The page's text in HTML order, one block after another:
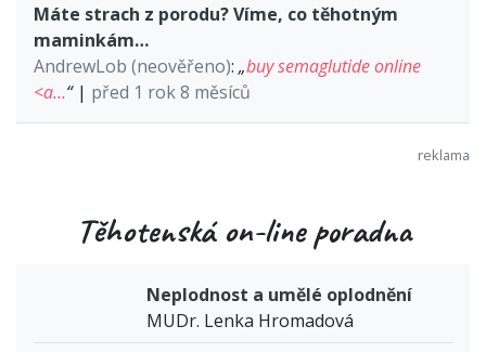
Máte strach z porodu? Víme, co těhotným
maminkám…
AndrewLob (neověřeno): „buy semaglutide online
<a…“| před 1 rok 8 měsíců
Těhotenská on-line poradna
Neplodnost a umělé oplodnění
MUDr. Lenka Hromadová